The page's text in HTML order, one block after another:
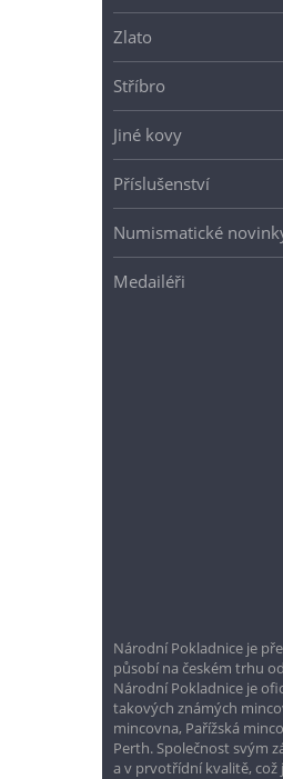
Zlato
Stříbro
Jiné kovy
Příslušenství
Numismatické
Medailéři
Národní Pokladnice je
působí na českém trhu
Národní Pokladnice je
takových známých
mincovna, Pařížská
Perth. Společnost svým
a v prvotřídní kvalitě,